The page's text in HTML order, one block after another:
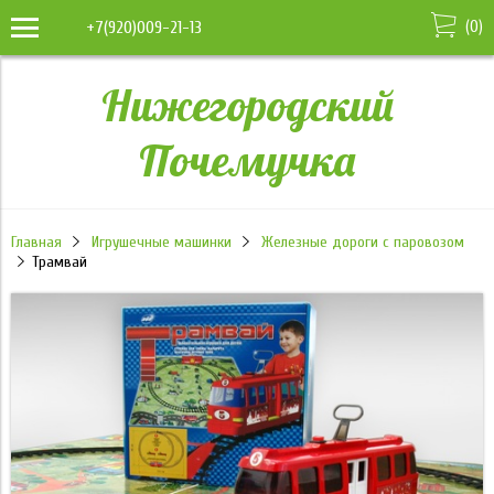
+7(920)009-21-13 (0)
Нижегородский
Почемучка
Главная Игрушечные машинки
Железные дороги с паровозом
Трамвай